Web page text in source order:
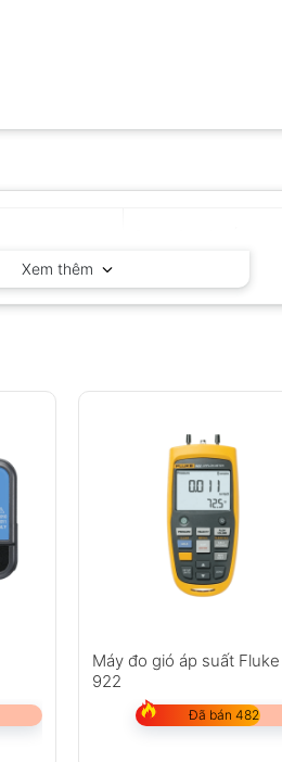
Xem thêm
Máy đo gió áp suất Fluke
922
Đã bán 482